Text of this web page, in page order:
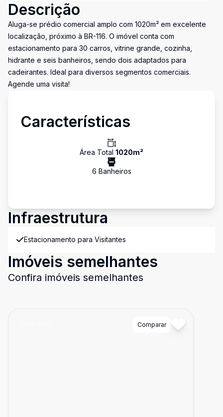
Descrição
Aluga-se prédio comercial amplo com 1020m² em excelente
localização, próximo à BR-116. O imóvel conta com
estacionamento para 30 carros, vitrine grande, cozinha,
hidrante e seis banheiros, sendo dois adaptados para
cadeirantes. Ideal para diversos segmentos comerciais.
Agende uma visita!
Características
Área Total 1020m²
6 Banheiros
Infraestrutura
Estacionamento para Visitantes
Imóveis semelhantes
Confira imóveis semelhantes
Comparar